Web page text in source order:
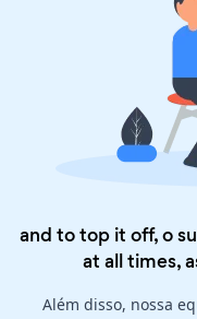
and to top it off, o
at all times,
Além disso, nossa